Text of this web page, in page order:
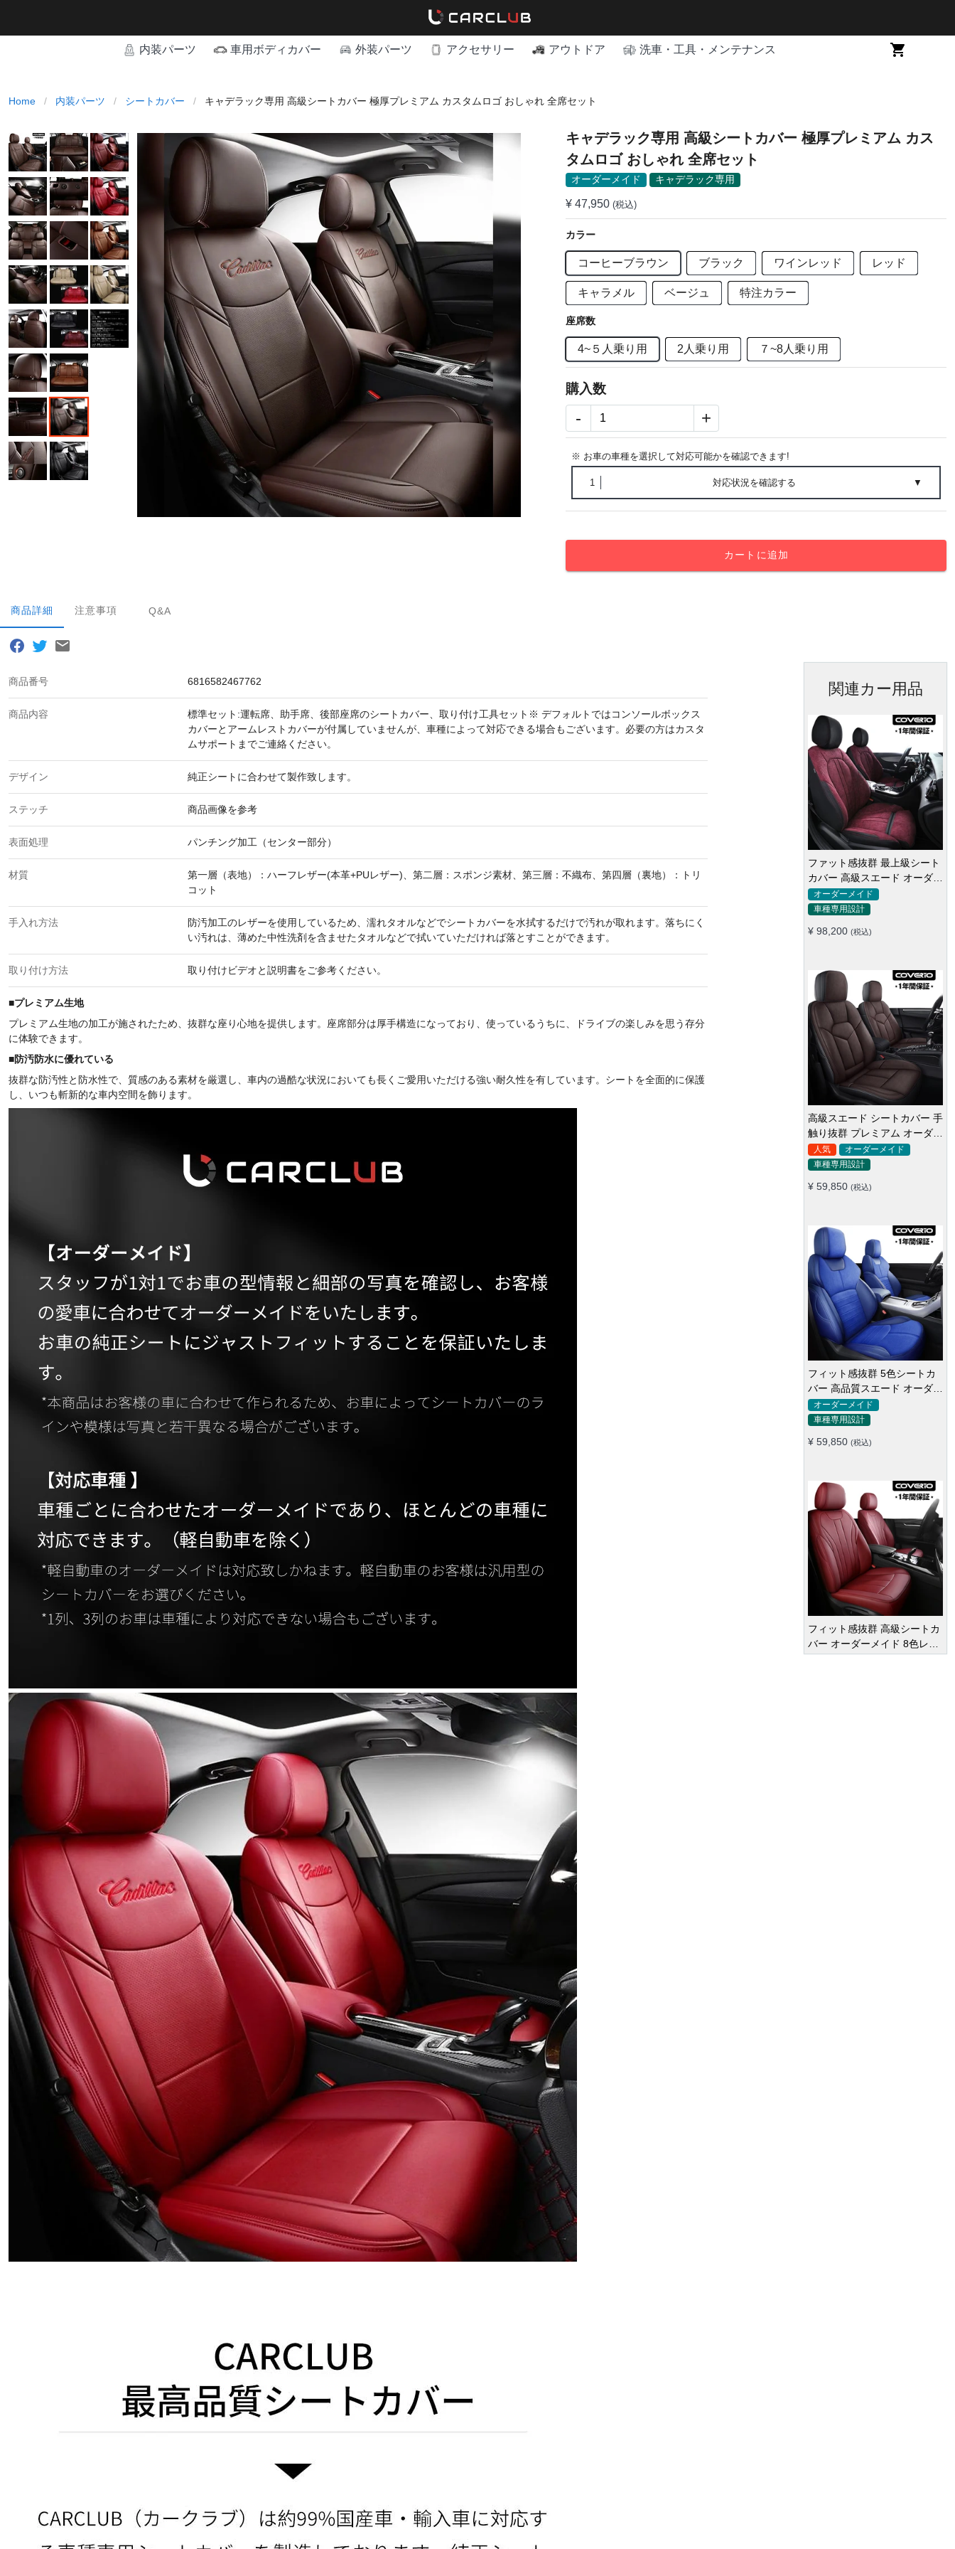
内装パーツ 車用ボディカバー 外装パーツ アクセサリー アウトドア 洗車・工具・メンテナンス
Home / 内装パーツ / シートカバー / キャデラック専用 高級シートカバー 極厚プレミアム カスタムロゴ おしゃれ 全席セット
キャデラック専用 高級シートカバー 極厚プレミアム カス
タムロゴ おしゃれ 全席セット
オーダーメイド キャデラック専用
¥ 47,950 (税込)
カラー
コーヒーブラウン ブラック ワインレッド レッド
キャラメル ベージュ 特注カラー
座席数
4~５人乗り用 2人乗り用 ７~8人乗り用
購入数
- +
※ お車の車種を選択して対応可能かを確認できます!
1 対応状況を確認する ▼
カートに追加
商品詳細 注意事項 Q&A
商品番号 6816582467762
商品内容
標準セット:運転席、助手席、後部座席のシートカバー、取り付け工具セット※ デフォルトではコンソールボックス
カバーとアームレストカバーが付属していませんが、車種によって対応できる場合もございます。必要の方はカスタ
ムサポートまでご連絡ください。
デザイン 純正シートに合わせて製作致します。
ステッチ 商品画像を参考
表面処理 パンチング加工（センター部分）
材質
第一層（表地）：ハーフレザー(本革+PUレザー)、第二層：スポンジ素材、第三層：不織布、第四層（裏地）：トリ
コット
手入れ方法
防汚加工のレザーを使用しているため、濡れタオルなどでシートカバーを水拭するだけで汚れが取れます。落ちにく
い汚れは、薄めた中性洗剤を含ませたタオルなどで拭いていただければ落とすことができます。
取り付け方法 取り付けビデオと説明書をご参考ください。
■プレミアム生地
プレミアム生地の加工が施されたため、抜群な座り心地を提供します。座席部分は厚手構造になっており、使っているうちに、ドライブの楽しみを思う存分
に体験できます。
■防汚防水に優れている
抜群な防汚性と防水性で、質感のある素材を厳選し、車内の過酷な状況においても長くご愛用いただける強い耐久性を有しています。シートを全面的に保護
し、いつも斬新的な車内空間を飾ります。
関連カー用品
ファット感抜群 最上級シート
カバー 高級スエード オーダー
メイド防水仕様 全席セット
オーダーメイド
車種専用設計
¥ 98,200 (税込)
高級スエード シートカバー 手
触り抜群 プレミアム オーダー
メイド 防水防汚 全席セット
人気
オーダーメイド
車種専用設計
¥ 59,850 (税込)
フィット感抜群 5色シートカ
バー 高品質スエード オーダー
メイド 防汚防水 耐久性
オーダーメイド
車種専用設計
¥ 59,850 (税込)
フィット感抜群 高級シートカ
バー オーダーメイド 8色レザ